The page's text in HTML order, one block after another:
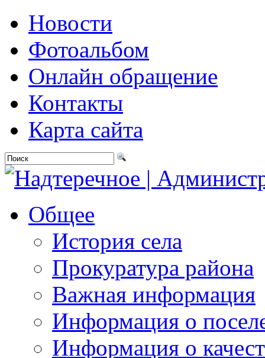
Новости
Фотоальбом
Онлайн обращение
Контакты
Карта сайта
Общее
История села
Прокуратура района
Важная информация
Информация о
Информация о